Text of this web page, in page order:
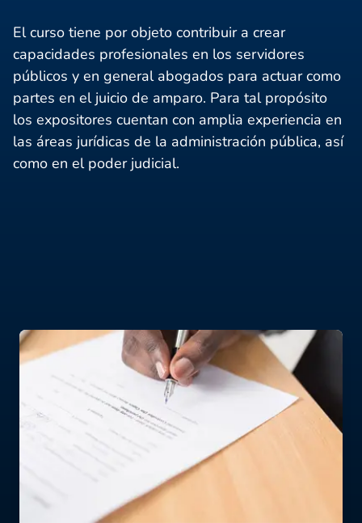
El curso tiene por objeto contribuir a crear
capacidades profesionales en los servidores
públicos y en general abogados para actuar como
partes en el juicio de amparo. Para tal propósito
los expositores cuentan con amplia experiencia en
las áreas jurídicas de la administración pública, así
como en el poder judicial.